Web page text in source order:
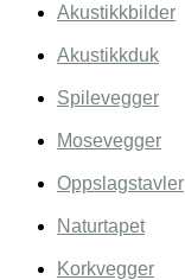
Akustikkbilder
Akustikkduk
Spilevegger
Mosevegger
Oppslagstavler
Naturtapet
Korkvegger